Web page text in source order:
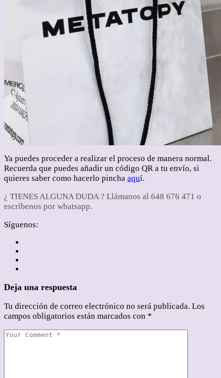
Ya puedes proceder a realizar el proceso de manera normal.
Recuerda que puedes añadir un código QR a tu envío, si
quieres saber como hacerlo pincha aquí.
¿ TIENES ALGUNA DUDA ? Llámanos al 648 676 471 o
escríbenos por whatsapp.
Síguenos:
Deja una respuesta
Tu dirección de correo electrónico no será publicada. Los
campos obligatorios están marcados con *